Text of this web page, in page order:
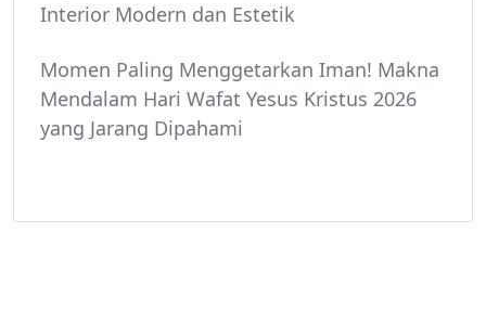
Interior Modern dan Estetik
Momen Paling Menggetarkan Iman! Makna
Mendalam Hari Wafat Yesus Kristus 2026
yang Jarang Dipahami